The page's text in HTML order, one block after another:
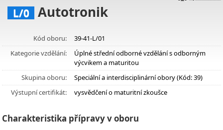
L/0 Autotronik
Kód oboru:
39-41-L/01
Kategorie vzdělání:
Úplné střední odborné vzdělání s odborným
výcvikem a maturitou
Skupina oboru:
Speciální a interdisciplinární obory (Kód: 39)
Výstupní certifikát:
vysvědčení o maturitní zkoušce
Charakteristika přípravy v oboru